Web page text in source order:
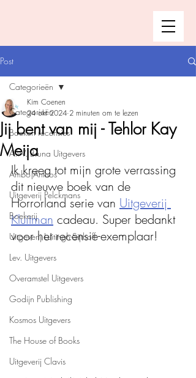
Post
Categorieën
Boeken recensies
A.W. Bruna Uitgevers
Ambo|Anthos
Uitgeverij Pelckmans
Boekerij
Uitgeverij Luitingh-Sijthoff
Lev. Uitgevers
Overamstel Uitgevers
Godijn Publishing
Kosmos Uitgevers
The House of Books
Uitgeverij Clavis
Categorieën
Jij bent van mij - Tehlor Kay
Meija
Kim Coenen
24 okt 2024 2 minuten om te lezen
Ik kreeg tot mijn grote verrassing
dit nieuwe boek van de
Horrorland serie van Uitgeverij
Kluitman cadeau. Super bedankt
voor het recensie-exemplaar!